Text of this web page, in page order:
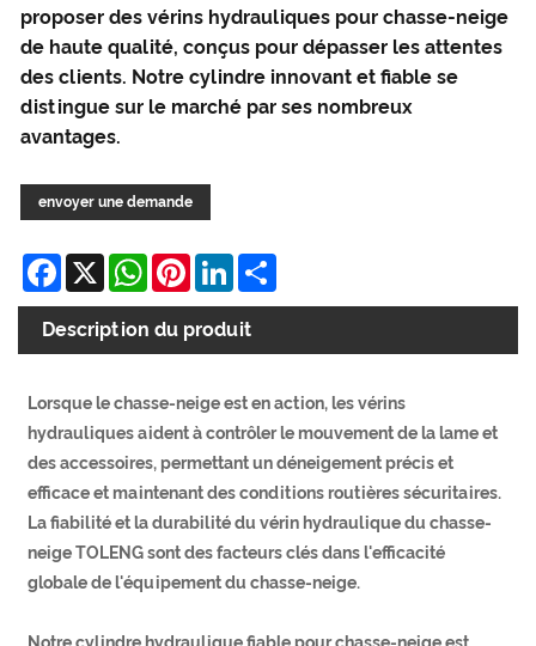
proposer des vérins hydrauliques pour chasse-neige
de haute qualité, conçus pour dépasser les attentes
des clients. Notre cylindre innovant et fiable se
distingue sur le marché par ses nombreux
avantages.
envoyer une demande
Facebook
X WhatsApp
Pinterest
LinkedIn
Description du produit
Lorsque le chasse-neige est en action, les vérins
hydrauliques aident à contrôler le mouvement de la lame et
des accessoires, permettant un déneigement précis et
efficace et maintenant des conditions routières sécuritaires.
La fiabilité et la durabilité du vérin hydraulique du chasse-
neige TOLENG sont des facteurs clés dans l'efficacité
globale de l'équipement du chasse-neige.